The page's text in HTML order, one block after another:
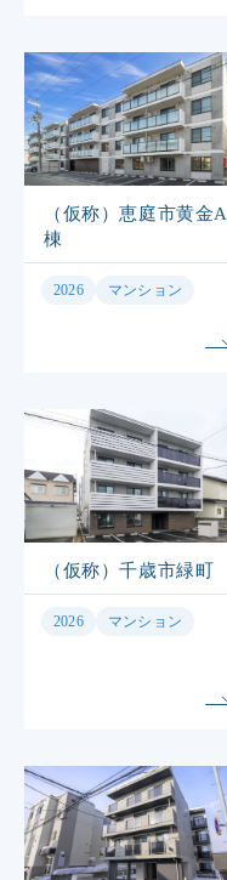
（仮称）恵庭市黄金A
棟
2026 マンション
（仮称）千歳市緑町
2026 マンション